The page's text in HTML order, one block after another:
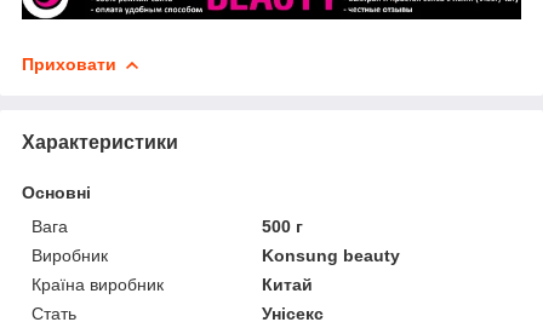
Приховати
Характеристики
Основні
Вага
500 г
Виробник
Konsung beauty
Країна виробник
Китай
Стать
Унісекс